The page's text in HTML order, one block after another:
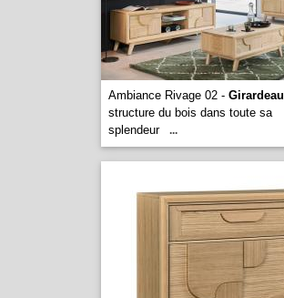
Ambiance Rivage 02 - Girardeau
structure du bois dans toute sa
splendeur
...